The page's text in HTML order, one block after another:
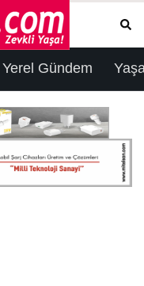
Yerel Gündem